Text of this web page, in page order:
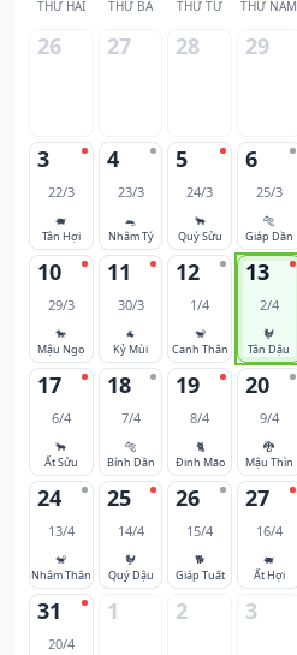
THỨ HAI THỨ BA THỨ TƯ THỨ NĂM
26 27 28 29
3
22/3
🐖
Tân Hợi
4
23/3
🐀
Nhâm Tý
5
24/3
🐂
Quý Sửu
6
25/3
🐅
Giáp Dần
10
29/3
🐎
Mậu Ngọ
11
30/3
🐐
Kỷ Mùi
12
1/4
🐒
Canh Thân
13
2/4
🐓
Tân Dậu
17
6/4
🐂
Ất Sửu
18
7/4
🐅
Bính Dần
19
8/4
🐈
Đinh Mão
20
9/4
🐉
Mậu Thìn
24
13/4
🐒
Nhâm Thân
25
14/4
🐓
Quý Dậu
26
15/4
🐕
Giáp Tuất
27
16/4
🐖
Ất Hợi
31
20/4
1 2 3